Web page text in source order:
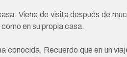
Viene de visita después de
en su propia casa.
conocida. Recuerdo que en un